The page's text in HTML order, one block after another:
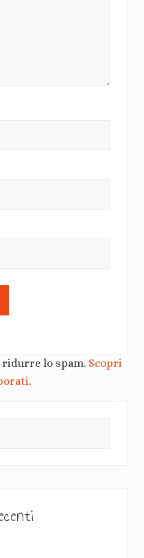
ridurre lo spam. Scopri
.